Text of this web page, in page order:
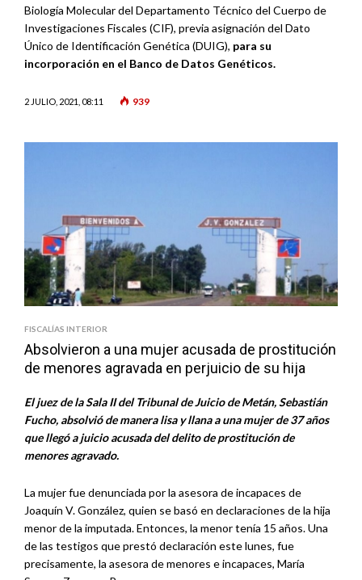
Biología Molecular del Departamento Técnico del Cuerpo de
Investigaciones Fiscales (CIF), previa asignación del Dato
Único de Identificación Genética (DUIG), para su
incorporación en el Banco de Datos Genéticos.
2 JULIO, 2021, 08:11 939
FISCALÍAS INTERIOR
Absolvieron a una mujer acusada de prostitución
de menores agravada en perjuicio de su hija
El juez de la Sala II del Tribunal de Juicio de Metán, Sebastián
Fucho, absolvió de manera lisa y llana a una mujer de 37 años
que llegó a juicio acusada del delito de prostitución de
menores agravado.
La mujer fue denunciada por la asesora de incapaces de
Joaquín V. González, quien se basó en declaraciones de la hija
menor de la imputada. Entonces, la menor tenía 15 años. Una
de las testigos que prestó declaración este lunes, fue
precisamente, la asesora de menores e incapaces, María